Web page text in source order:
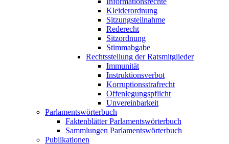
Kleiderordnung
Sitzungsteilnahme
Rederecht
Sitzordnung
Stimmabgabe
Rechtsstellung der Ratsmitglieder
Immunität
Instruktionsverbot
Korruptionsstrafrecht
Offenlegungspflicht
Unvereinbarkeit
Parlamentswörterbuch
Faktenblätter Parlamentswörterbuch
Sammlungen Parlamentswörterbuch
Publikationen